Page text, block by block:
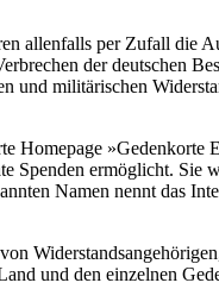
allenfalls per Zufall die
der deutschen
und militärischen
Homepage »Gedenkorte
Spenden ermöglicht. Sie
Namen nennt das
und den einzelnen